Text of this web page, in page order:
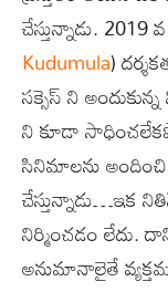
చేస్తున్నాడు.
Kudumula)
సక్సెస్ ని
ని కూడా
సినిమాలను అందించి
చేస్తున్నాడు…ఇక
నిర్మించడం లేదు.
అనుమానాలైతే